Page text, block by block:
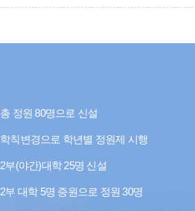
총 정원 80명으로 신설
학칙변경으로 학년별 정원제 시행
2부(야간)대학 25명 신설
2부 대학 5명 증원으로 정원 30명